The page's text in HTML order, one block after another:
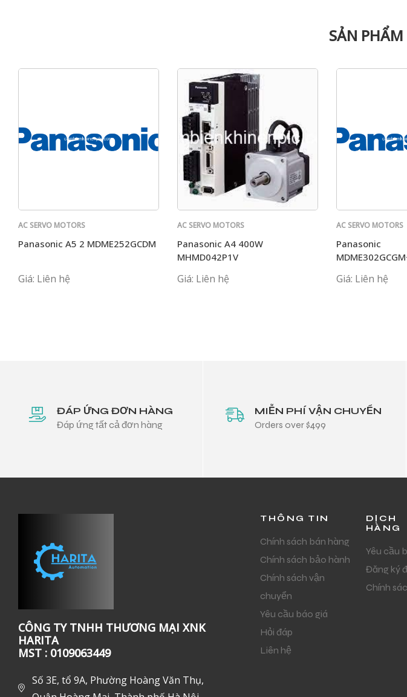
SẢN
AC SERVO MOTORS
Panasonic A5 2 MDME252GCDM
Giá: Liên hệ
AC SERVO MOTORS
Panasonic A4 400W
MHMD042P1V
Giá: Liên hệ
AC SERVO MOTORS
Panasonic
Giá: Liên hệ
ĐÁP ỨNG ĐƠN HÀNG
Đáp ứng tất cả đơn hàng
MIỄN PHÍ VẬN CHUYỂN
Orders over $499
CÔNG TY TNHH THƯƠNG MẠI XNK
HARITA
MST : 0109063449
Số 3E, tổ 9A, Phường Hoàng Văn Thụ,
THÔNG TIN
Chính sách bán hàng
Chính sách bảo hành
Chính sách vận
chuyển
Yêu cầu báo giá
Hỏi đáp
Liên hệ
DỊCH
HÀNG
Yêu cầu
Đăng ký
Chính